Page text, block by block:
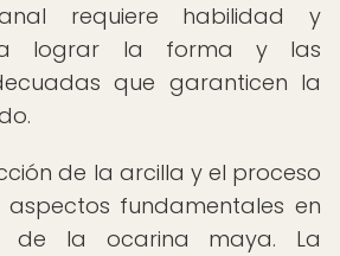
requiere habilidad y
lograr la forma y las
que garanticen la
de la arcilla y el proceso
fundamentales en
de la ocarina maya. La